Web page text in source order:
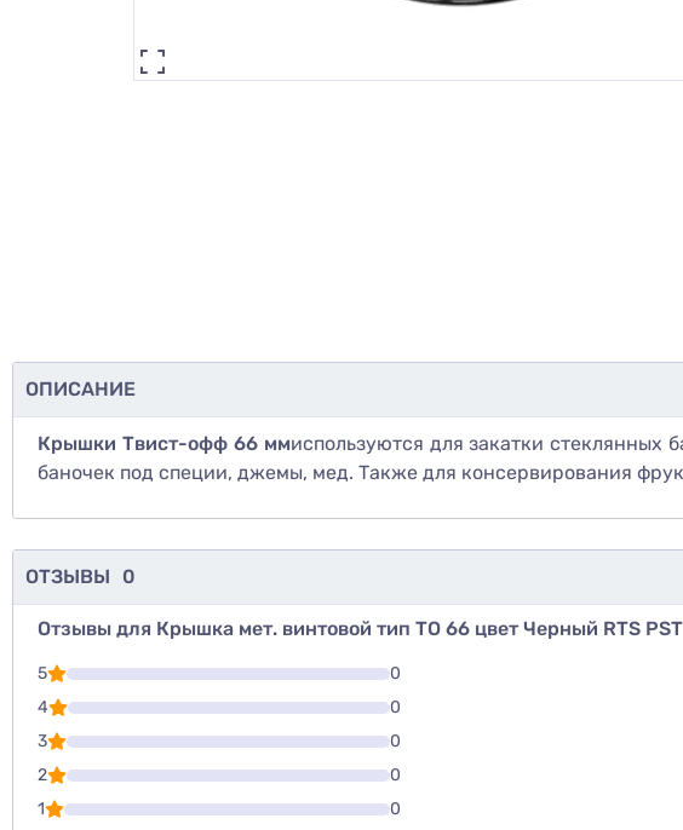
ОПИСАНИЕ
Крышки Твист-офф 66 ммиспользуются для закатки стеклянных
баночек под специи, джемы, мед. Также для консервирования
ОТЗЫВЫ 0
Отзывы для Крышка мет. винтовой тип ТО 66 цвет Черный RTS PST
5
0
4
0
3
0
2
0
1
0